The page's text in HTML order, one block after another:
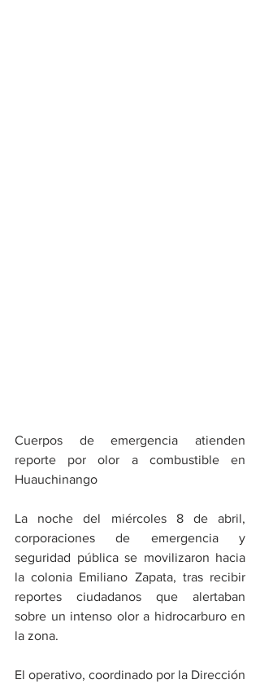
Cuerpos de emergencia atienden
reporte por olor a combustible en
Huauchinango
​La noche del miércoles 8 de abril,
corporaciones de emergencia y
seguridad pública se movilizaron hacia
la colonia Emiliano Zapata, tras recibir
reportes ciudadanos que alertaban
sobre un intenso olor a hidrocarburo en
la zona.
​El operativo, coordinado por la Dirección